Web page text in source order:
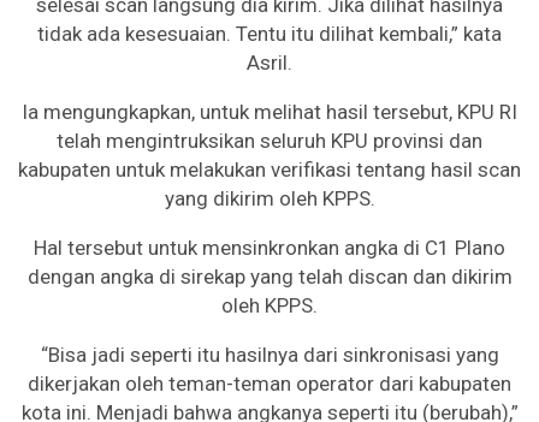
selesai scan langsung dia kirim. Jika dilihat hasilnya
tidak ada kesesuaian. Tentu itu dilihat kembali,” kata
Asril.
Ia mengungkapkan, untuk melihat hasil tersebut, KPU RI
telah mengintruksikan seluruh KPU provinsi dan
kabupaten untuk melakukan verifikasi tentang hasil scan
yang dikirim oleh KPPS.
Hal tersebut untuk mensinkronkan angka di C1 Plano
dengan angka di sirekap yang telah discan dan dikirim
oleh KPPS.
“Bisa jadi seperti itu hasilnya dari sinkronisasi yang
dikerjakan oleh teman-teman operator dari kabupaten
kota ini. Menjadi bahwa angkanya seperti itu (berubah),”